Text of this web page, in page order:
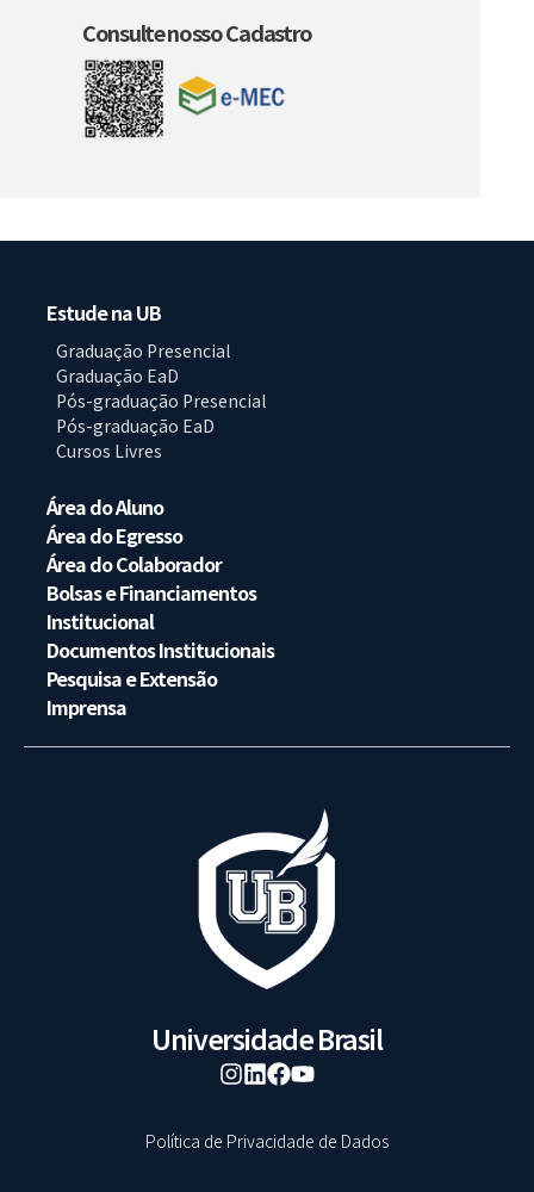
Consulte nosso Cadastro
Estude na UB
Graduação Presencial
Graduação EaD
Pós-graduação Presencial
Pós-graduação EaD
Cursos Livres
Área do Aluno
Área do Egresso
Área do Colaborador
Bolsas e Financiamentos
Institucional
Documentos Institucionais
Pesquisa e Extensão
Imprensa
Universidade Brasil
Política de Privacidade de Dados